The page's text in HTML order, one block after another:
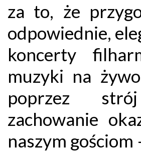
za to, że
odpowiednie,
koncerty
muzyki na
poprzez
zachowanie
naszym